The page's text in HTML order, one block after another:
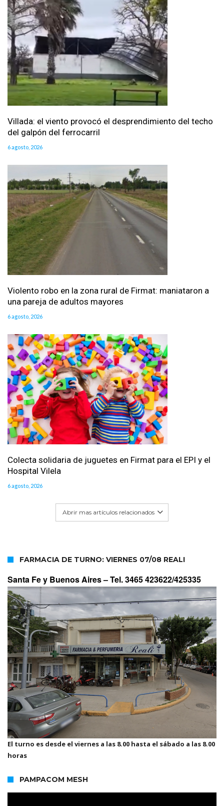
Villada: el viento provocó el desprendimiento del techo
del galpón del ferrocarril
6 agosto, 2026
Violento robo en la zona rural de Firmat: maniataron a
una pareja de adultos mayores
6 agosto, 2026
Colecta solidaria de juguetes en Firmat para el EPI y el
Hospital Vilela
6 agosto, 2026
Abrir mas artículos relacionados
FARMACIA DE TURNO: VIERNES 07/08 REALI
Santa Fe y Buenos Aires –Tel. 3465 423622/425335
El turno es desde el viernes a las 8.00 hasta el sábado a las 8.00
horas
PAMPACOM MESH